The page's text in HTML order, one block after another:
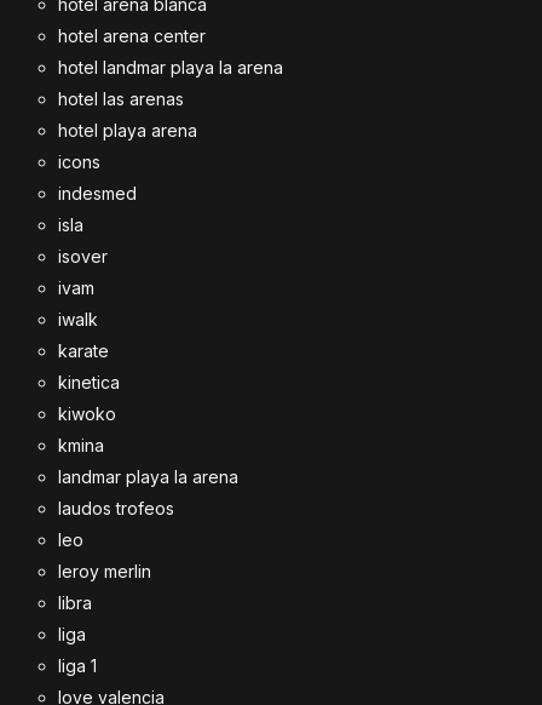
hotel arena blanca
hotel arena center
hotel landmar playa la arena
hotel las arenas
hotel playa arena
icons
indesmed
isla
isover
ivam
iwalk
karate
kinetica
kiwoko
kmina
landmar playa la arena
laudos trofeos
leo
leroy merlin
libra
liga
liga 1
love valencia